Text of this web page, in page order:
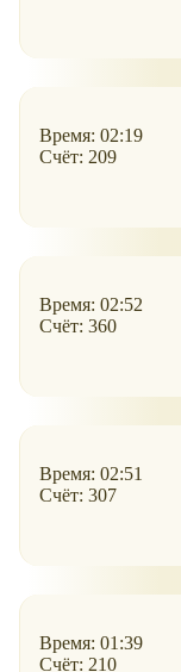
Время: 02:19
Счёт: 209
Время: 02:52
Счёт: 360
Время: 02:51
Счёт: 307
Время: 01:39
Счёт: 210